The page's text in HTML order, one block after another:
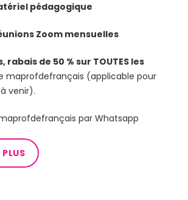
pédagogique
Zoom mensuelles
rabais de 50 % sur TOUTES les
maprofdefrançais (applicable pour
venir).
par Whatsapp